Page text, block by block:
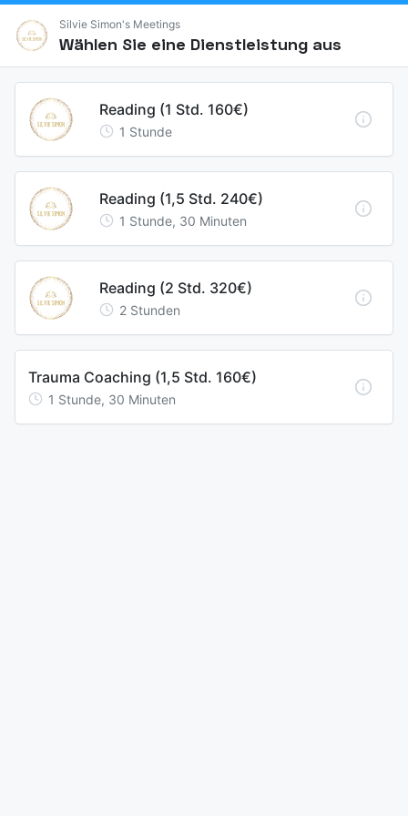
Silvie Simon's Meetings
Wählen Sie eine Dienstleistung aus
Reading (1 Std. 160€)
1 Stunde
Reading (1,5 Std. 240€)
1 Stunde, 30 Minuten
Reading (2 Std. 320€)
2 Stunden
Trauma Coaching (1,5 Std. 160€)
1 Stunde, 30 Minuten